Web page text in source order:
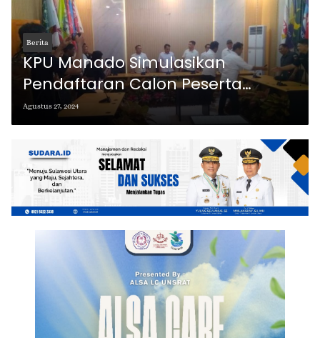
Berita
KPU Manado Simulasikan
Pendaftaran Calon Peserta
Pilkada 2024
Agustus 27, 2024